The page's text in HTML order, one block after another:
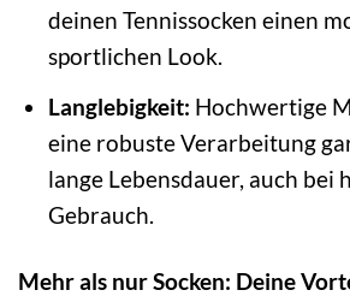
deinen Tennissocken einen
sportlichen Look.
Langlebigkeit: Hochwertige
eine robuste Verarbeitung
lange Lebensdauer, auch bei
Gebrauch.
Mehr als nur Socken: Deine